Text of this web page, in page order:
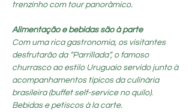
trenzinho com tour panorâmico.
Alimentação e bebidas são à parte
Com uma rica gastronomia, os visitantes
desfrutarão da “Parrillada”, o famoso
churrasco ao estilo Uruguaio servido junto à
acompanhamentos típicos da culinária
brasileira (buffet self-service no quilo).
Bebidas e petiscos à la carte.